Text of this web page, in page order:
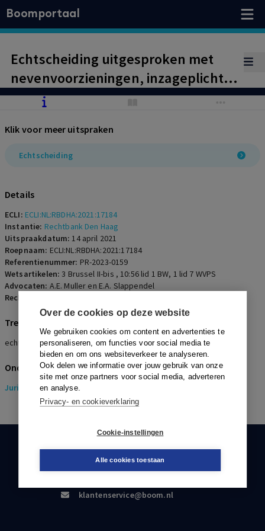
Over de cookies op deze website
We gebruiken cookies om content en advertenties te
personaliseren, om functies voor social media te
bieden en om ons websiteverkeer te analyseren.
Ook delen we informatie over jouw gebruik van onze
site met onze partners voor social media, adverteren
en analyse.
Privacy- en cookieverklaring
Cookie-instellingen
Alle cookies toestaan
Boomportaal
Echtscheiding uitgesproken met
nevenvoorzieningen, inzageplicht
pensioen
Klik voor meer uitspraken
Echtscheiding
Details
ECLI: ECLI:NL:RBDHA:2021:17184
Instantie: Rechtbank Den Haag
Uitspraakdatum:14 april 2021
Roepnaam: ECLI:NL:RBDHA:2021:17184
Referentienummer: PR-2023-0159
Wetsartikelen:3 Brussel II-bis ,10:56 lid 1 BW, 1 lid 7 WVPS
Advocaten: A.E. Muller en E.A. Slappendel
Rechters:
Trefwoorden
echtscheiding, nevenvoorzieningen, inzageplicht pensioen
Onderwerpen
Juridisch> Pensioenrecht
KLANTENSERVICE
088-0301000
klantenservice@boom.nl